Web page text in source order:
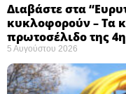
Διαβάστε στα
κυκλοφορούν – Τα
πρωτοσέλιδο της
5 Αυγούστου 2026